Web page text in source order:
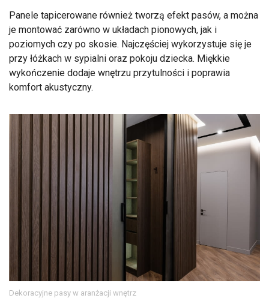
Panele tapicerowane również tworzą efekt pasów, a można
je montować zarówno w układach pionowych, jak i
poziomych czy po skosie. Najczęściej wykorzystuje się je
przy łóżkach w sypialni oraz pokoju dziecka. Miękkie
wykończenie dodaje wnętrzu przytulności i poprawia
komfort akustyczny.
Dekoracyjne pasy w aranżacji wnętrz